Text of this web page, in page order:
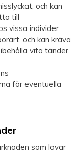
och kan
till
vissa individer
och kan kräva
vita tänder.
för eventuella
som lovar